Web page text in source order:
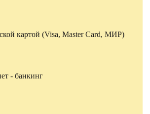
картой (Visa, Master Card, МИР)
- банкинг